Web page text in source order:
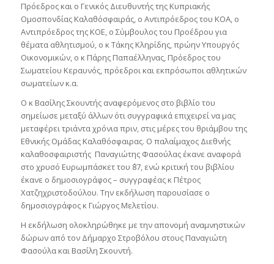
Πρόεδρος και ο Γενικός Διευθυντής της Κυπριακής
Ομοσπονδίας Καλαθόσφαιράς, ο Αντιπρόεδρος του ΚΟΑ, ο
Αντιπρόεδρος της ΚΟΕ, ο Σύμβουλος του Προέδρου για
θέματα αθλητισμού, ο κ Τάκης Κληρίδης, πρώην Υπουργός
Οικονομικών, ο κ Πάρης Παπαέλληνας, Πρόεδρος του
Σωματείου Κεραυνός, πρόεδροι και εκπρόσωποι αθλητικών
σωματείων κ.α.
Ο κ Βασίλης Σκουντής αναφερόμενος στο βιβλίο του
σημείωσε μεταξύ άλλων ότι συγγραφικά επιχειρεί να μας
μεταφέρει τριάντα χρόνια πριν, στις μέρες του θριάμβου της
Εθνικής Ομάδας Καλαθόσφαιρας. Ο παλαίμαχος Διεθνής
καλαθοσφαιριστής Παναγιώτης Φασούλας έκανε αναφορά
στο χρυσό Ευρωμπάσκετ του ΄87, ενώ κριτική του βιβλίου
έκανε ο δημοσιογράφος – συγγραφέας κ Πέτρος
Χατζηχριστοδούλου. Την εκδήλωση παρουσίασε ο
δημοσιογράφος κ Γιώργος Μελετίου.
Η εκδήλωση ολοκληρώθηκε με την απονομή αναμνηστικών
δώρων από τον Δήμαρχο Στροβόλου στους Παναγιώτη
Φασούλα και Βασίλη Σκουντή.